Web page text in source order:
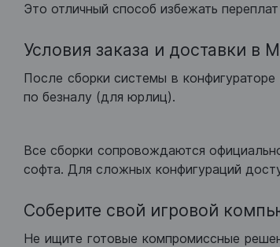
Это отличный способ избежать
Условия заказа и доставки в
После сборки системы в
по безналу (для юрлиц).
Все сборки сопровождаются
софта. Для сложных конфигураций
Соберите свой игровой
Не ищите готовые компромиссные